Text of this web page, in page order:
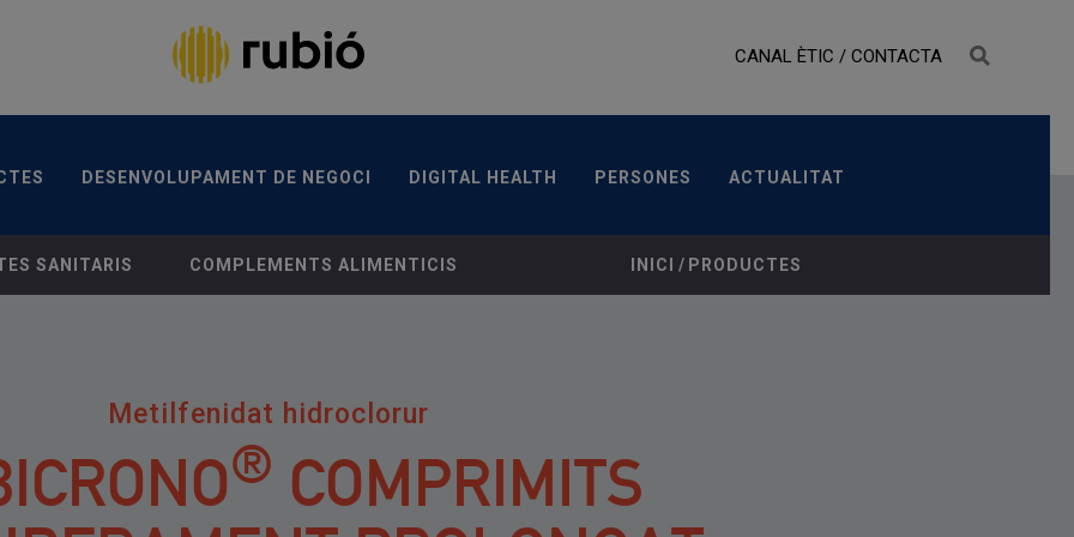
CANAL ÈTIC / CONTACTA
DESENVOLUPAMENT DE NEGOCI DIGITAL HEALTH PERSONES ACTUALITAT
SANITARIS COMPLEMENTS ALIMENTICIS INICI / PRODUCTES
PROLONGAT EFG. METILFENIDAT HIDROCLORUR. INDICACIÓ TERAPÈUTICA
Metilfenidat hidroclorur
® COMPRIMITS